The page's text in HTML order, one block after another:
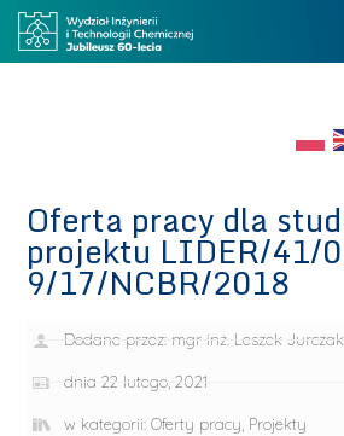
Oferta pracy dla
projektu LIDER/41/
9/17/NCBR/2018
Dodane przez: mgr inż. Leszek Jurczak
dnia 22 lutego, 2021
w kategorii: Oferty pracy, Projekty